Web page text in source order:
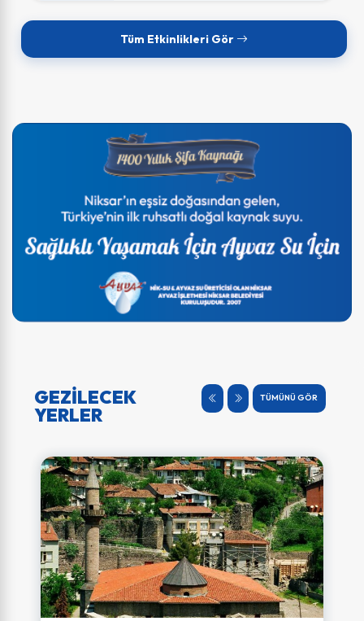
25 Haziran 2026
Kiralama İhalesi
9 Haziran 2026
Kiralama ve Satış İhalesi
5 Haziran 2026
iLAN(Sanayi Sitesi)
13 Mayıs 2026
18. madde ilanı(Ardıçlı Köyü)
13 Mayıs 2026
Tüm Etkinlikleri Gör
GEZİLECEK
YERLER
TÜMÜNÜ GÖR